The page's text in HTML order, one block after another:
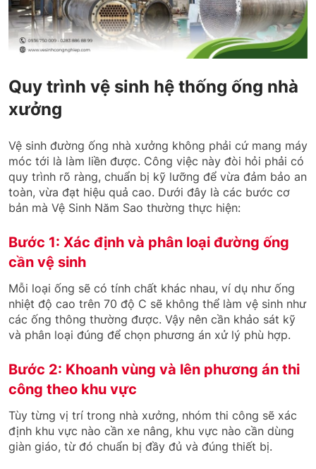
Quy trình vệ sinh hệ thống ống nhà
xưởng
Vệ sinh đường ống nhà xưởng không phải cứ mang máy
móc tới là làm liền được. Công việc này đòi hỏi phải có
quy trình rõ ràng, chuẩn bị kỹ lưỡng để vừa đảm bảo an
toàn, vừa đạt hiệu quả cao. Dưới đây là các bước cơ
bản mà Vệ Sinh Năm Sao thường thực hiện:
Bước 1: Xác định và phân loại đường ống
cần vệ sinh
Mỗi loại ống sẽ có tính chất khác nhau, ví dụ như ống
nhiệt độ cao trên 70 độ C sẽ không thể làm vệ sinh như
các ống thông thường được. Vậy nên cần khảo sát kỹ
và phân loại đúng để chọn phương án xử lý phù hợp.
Bước 2: Khoanh vùng và lên phương án thi
công theo khu vực
Tùy từng vị trí trong nhà xưởng, nhóm thi công sẽ xác
định khu vực nào cần xe nâng, khu vực nào cần dùng
giàn giáo, từ đó chuẩn bị đầy đủ và đúng thiết bị.